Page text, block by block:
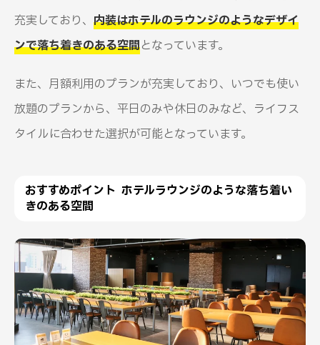
充実しており、 内装はホテルのラウンジのようなデザイ
ンで落ち着きのある空間となっています。
また、月額利用のプランが充実しており、いつでも使い
放題のプランから、平日のみや休日のみなど、ライフス
タイルに合わせた選択が可能となっています。
おすすめポイント ホテルラウンジのような落ち着い
きのある空間